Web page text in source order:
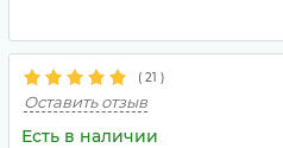
( 21 )
Оставить отзыв
Есть в наличии